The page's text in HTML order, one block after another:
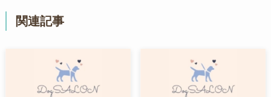
関連記事